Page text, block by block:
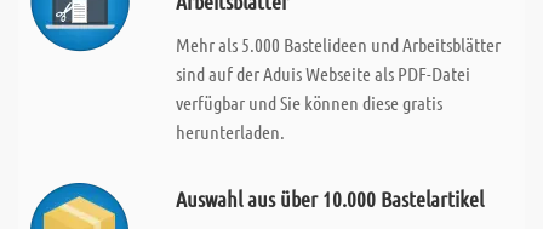
Mehr als 5.000 Bastelideen und Arbeitsblätter
sind auf der Aduis Webseite als PDF-Datei
verfügbar und Sie können diese gratis
herunterladen.
Auswahl aus über 10.000 Bastelartikel